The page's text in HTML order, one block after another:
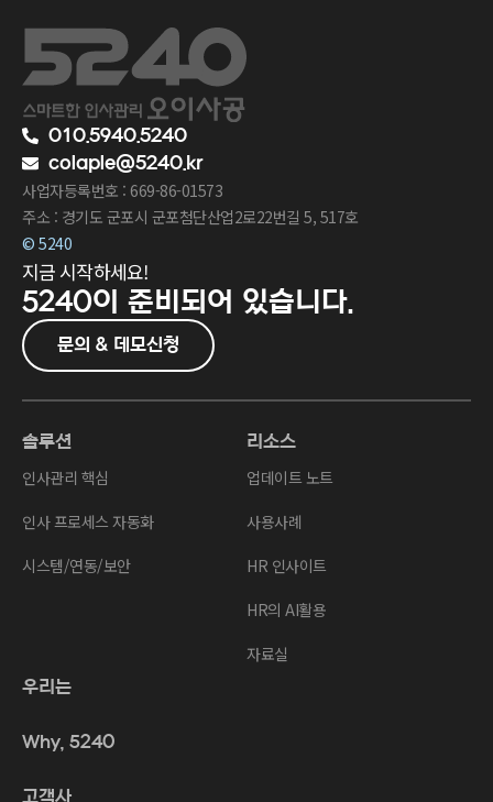
010.5940.5240
colaple@5240.kr
사업자등록번호 : 669-86-01573
주소 : 경기도 군포시 군포첨단산업2로22번길 5, 517호
© 5240
지금 시작하세요!
5240이 준비되어 있습니다.
문의 & 데모신청
솔루션
인사관리 핵심
인사 프로세스 자동화
시스템/연동/보안
리소스
업데이트 노트
사용사례
HR 인사이트
HR의 AI활용
자료실
우리는
Why, 5240
고객사